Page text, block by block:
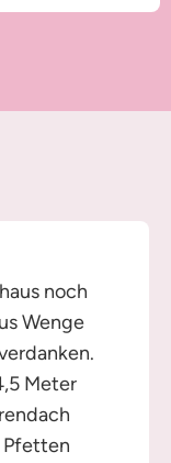
noch
Wenge
Meter
Pfetten